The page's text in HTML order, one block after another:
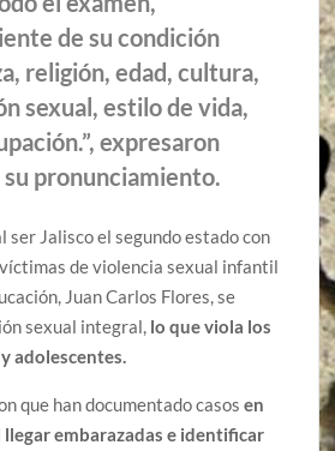
de su condición
religión, edad, cultura,
sexual, estilo de vida,
expresaron
pronunciamiento.
ser Jalisco el segundo estado con
de violencia sexual infantil
Juan Carlos Flores, se
sexual integral, lo que viola los
adolescentes.
que han documentado casosen
llegar embarazadas e identificar